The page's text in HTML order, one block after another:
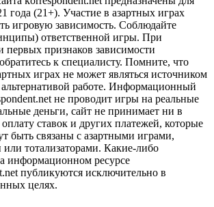
года (21+). Участие в азартных играх
игровую зависимость. Соблюдайте
ответственной игры. При
первых признаков зависимости
к специалисту. Помните, что
играх не может являться источником
работе. Информационный
не проводит игры на реальные
деньги, сайт не принимает ни в
ставок и других платежей, которые
быть связаны с азартными играми,
или тотализаторами. Какие-либо
информационном ресурсе
публикуются исключительно в
целях.